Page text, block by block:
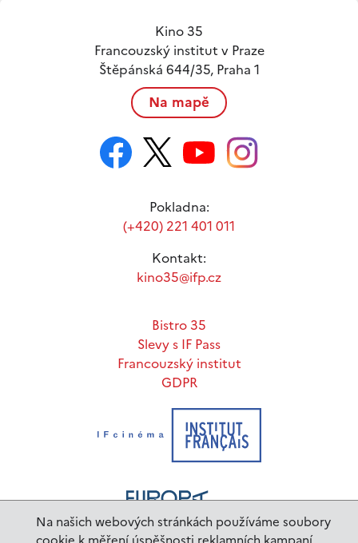
Na našich webových stránkách používáme soubory
Kino 35
Francouzský institut v Praze
Štěpánská 644/35, Praha 1
Na mapě
Pokladna:
(+420) 221 401 011
Kontakt:
kino35@ifp.cz
Bistro 35
Slevy s IF Pass
Francouzský institut
GDPR